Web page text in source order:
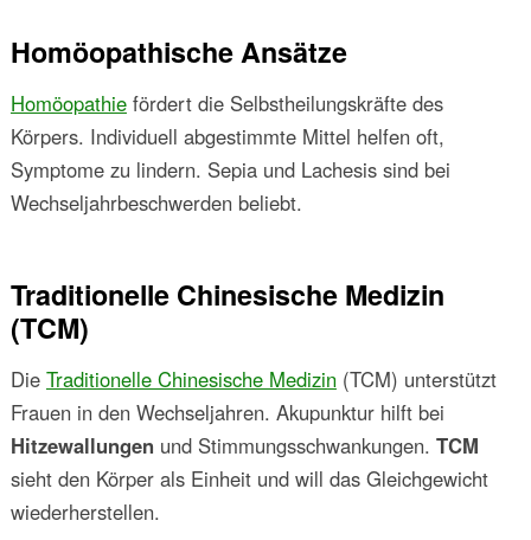
Homöopathische Ansätze
Homöopathiefördert die Selbstheilungskräfte des
Körpers. Individuell abgestimmte Mittel helfen oft,
Symptome zu lindern. Sepia und Lachesis sind bei
Wechseljahrbeschwerden beliebt.
Traditionelle Chinesische Medizin
(TCM)
Die Traditionelle Chinesische Medizin(TCM) unterstützt
Frauen in den Wechseljahren. Akupunktur hilft bei
Hitzewallungen und Stimmungsschwankungen. TCM
sieht den Körper als Einheit und will das Gleichgewicht
wiederherstellen.